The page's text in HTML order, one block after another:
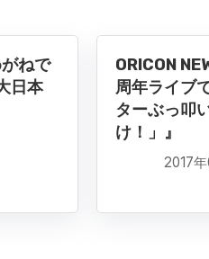
ねで
日本
ORICON
周年ライブ
ターぶっ叩
け！」』
2017